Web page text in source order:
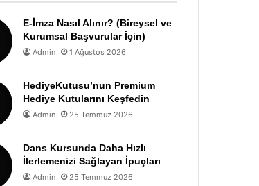
E-İmza Nasıl Alınır? (Bireysel ve
Kurumsal Başvurular İçin)
Admin 1 Ağustos 2026
HediyeKutusu’nun Premium
Hediye Kutularını Keşfedin
Admin 25 Temmuz 2026
Dans Kursunda Daha Hızlı
İlerlemenizi Sağlayan İpuçları
Admin 25 Temmuz 2026